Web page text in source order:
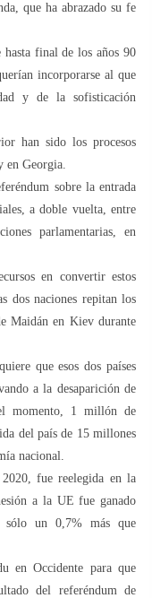
que ha abrazado su fe
final de los años 90
incorporarse al que
y de la sofisticación
han sido los procesos
en Georgia.
sobre la entrada
a doble vuelta, entre
parlamentarias, en
en convertir estos
dos naciones repitan los
Maidán en Kiev durante
que esos dos países
a la desaparición de
momento, 1 millón de
del país de 15 millones
nacional.
fue reelegida en la
a la UE fue ganado
sólo un 0,7% más que
en Occidente para que
del referéndum de